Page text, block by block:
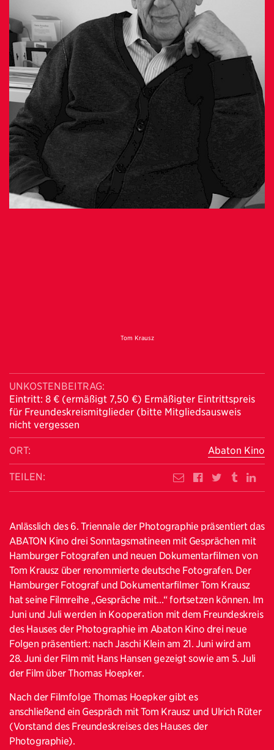
Tom Krausz
UNKOSTENBEITRAG:
Eintritt: 8 € (ermäßigt 7,50 €) Ermäßigter Eintrittspreis
für Freundeskreismitglieder (bitte Mitgliedsausweis
nicht vergessen
ORT: Abaton Kino
TEILEN:
Anlässlich des 6. Triennale der Photographie präsentiert das
ABATON Kino drei Sonntagsmatineen mit Gesprächen mit
Hamburger Fotografen und neuen Dokumentarfilmen von
Tom Krausz über renommierte deutsche Fotografen. Der
Hamburger Fotograf und Dokumentarfilmer Tom Krausz
hat seine Filmreihe „Gespräche mit...“ fortsetzen können. Im
Juni und Juli werden in Kooperation mit dem Freundeskreis
des Hauses der Photographie im Abaton Kino drei neue
Folgen präsentiert: nach Jaschi Klein am 21. Juni wird am
28. Juni der Film mit Hans Hansen gezeigt sowie am 5. Juli
der Film über Thomas Hoepker.
Nach der Filmfolge Thomas Hoepker gibt es
anschließend ein Gespräch mit Tom Krausz und Ulrich Rüter
(Vorstand des Freundeskreises des Hauses der
Photographie).